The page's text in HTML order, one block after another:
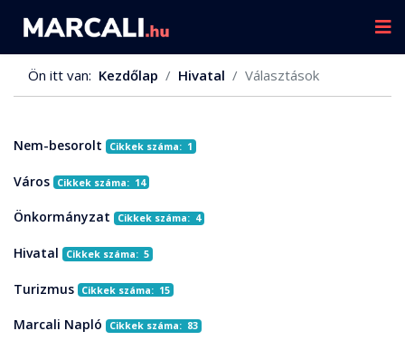
Ön itt van: Kezdőlap Hivatal Választások
Nem-besorolt Cikkek száma: 1
Város Cikkek száma: 14
Önkormányzat Cikkek száma: 4
Hivatal Cikkek száma: 5
Turizmus Cikkek száma: 15
Marcali Napló Cikkek száma: 83